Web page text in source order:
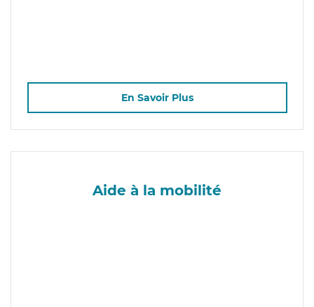
En Savoir Plus
Aide à la mobilité